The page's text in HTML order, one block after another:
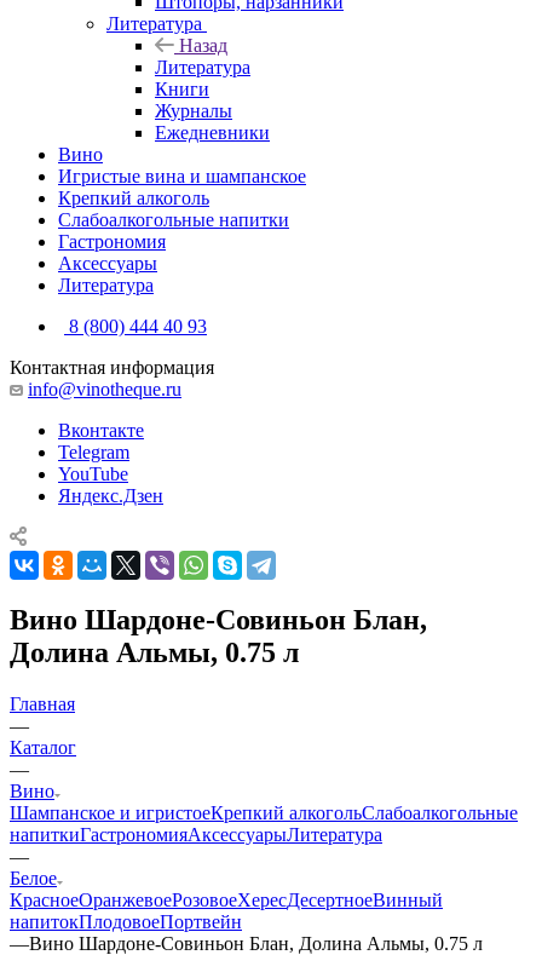
Литература
Назад
Литература
Книги
Журналы
Ежедневники
Вино
Игристые вина и шампанское
Крепкий алкоголь
Слабоалкогольные напитки
Гастрономия
Аксессуары
Литература
8 (800) 444 40 93
Контактная информация
info@vinotheque.ru
Вконтакте
Telegram
YouTube
Яндекс.Дзен
Вино Шардоне-Совиньон Блан,
Долина Альмы, 0.75 л
Главная
—
Каталог
—
Вино
Шампанское и игристоеКрепкий алкогольСлабоалкогольные
напиткиГастрономияАксессуарыЛитература
—
Белое
КрасноеОранжевоеРозовоеХересДесертноеВинный
напитокПлодовоеПортвейн
—Вино Шардоне-Совиньон Блан, Долина Альмы, 0.75 л